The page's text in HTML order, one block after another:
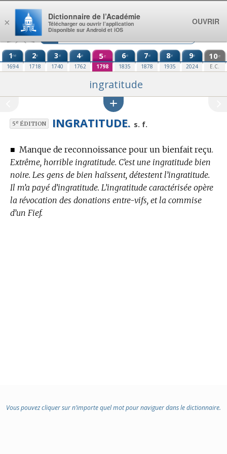
Aller au contenu
1re
1694
2e
1718
3e
1740
4e
1762
5e
1798
6e
1835
7e
1878
8e
1935
9e
2024
10e
E.C.
ingratitude
5eÉDITION INGRATITUDE. s. f.
■ Manque de reconnoissance pour un bienfait reçu.
Extrême, horrible ingratitude. C’est une ingratitude bien
noire. Les gens de bien haïssent, détestent l’ingratitude.
Il m’a payé d’ingratitude. L’ingratitude caractérisée opère
la révocation des donations entre-vifs, et la commise
d’un Fief.
Vous pouvez cliquer sur n’importe quel mot pour naviguer dans le dictionnaire.
×
Dictionnaire de l’Académie
Télécharger ou ouvrir l’application
Disponible sur Android et iOS
OUVRIR